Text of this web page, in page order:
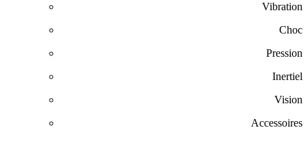
Vibration
Choc
Pression
Inertiel
Vision
Accessoires